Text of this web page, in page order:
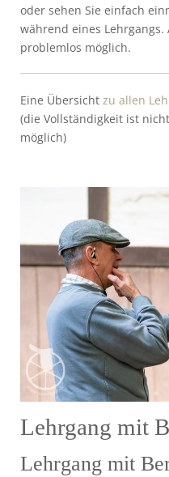
oder sehen Sie einfach
während eines
problemlos möglich.
Eine Übersicht zu allen
(die Vollständigkeit ist
möglich)
Lehrgang mit
Lehrgang mit